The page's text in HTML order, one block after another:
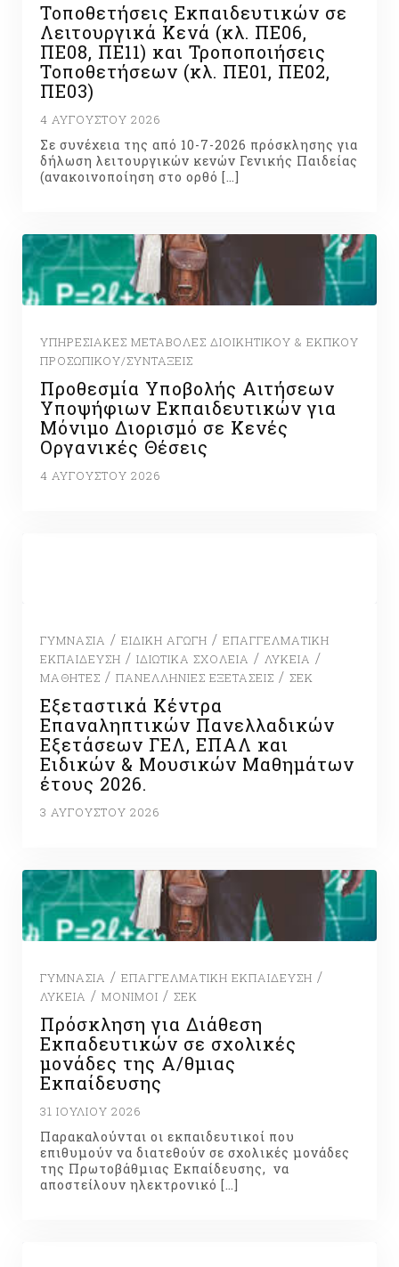
Τοποθετήσεις Εκπαιδευτικών σε
Λειτουργικά Κενά (κλ. ΠΕ06,
ΠΕ08, ΠΕ11) και Τροποποιήσεις
Τοποθετήσεων (κλ. ΠΕ01, ΠΕ02,
ΠΕ03)
4 ΑΥΓΟΎΣΤΟΥ 2026
Σε συνέχεια της από 10-7-2026 πρόσκλησης για
δήλωση λειτουργικών κενών Γενικής Παιδείας
(ανακοινοποίηση στο ορθό […]
ΥΠΗΡΕΣΙΑΚΈΣ ΜΕΤΑΒΟΛΈΣ ΔΙΟΙΚΗΤΙΚΟΎ & ΕΚΠΚΟΎ
ΠΡΟΣΩΠΙΚΟΎ/ΣΥΝΤΆΞΕΙΣ
Προθεσμία Υποβολής Αιτήσεων
Υποψήφιων Εκπαιδευτικών για
Μόνιμο Διορισμό σε Κενές
Οργανικές Θέσεις
4 ΑΥΓΟΎΣΤΟΥ 2026
ΓΥΜΝΆΣΙΑ / ΕΙΔΙΚΉ ΑΓΩΓΉ / ΕΠΑΓΓΕΛΜΑΤΙΚΉ
ΕΚΠΑΊΔΕΥΣΗ / ΙΔΙΩΤΙΚΆ ΣΧΟΛΕΊΑ / ΛΎΚΕΙΑ /
ΜΑΘΗΤΈΣ / ΠΑΝΕΛΛΉΝΙΕΣ ΕΞΕΤΆΣΕΙΣ / ΣΕΚ
Εξεταστικά Κέντρα
Επαναληπτικών Πανελλαδικών
Εξετάσεων ΓΕΛ, ΕΠΑΛ και
Ειδικών & Μουσικών Μαθημάτων
έτους 2026.
3 ΑΥΓΟΎΣΤΟΥ 2026
ΓΥΜΝΆΣΙΑ / ΕΠΑΓΓΕΛΜΑΤΙΚΉ ΕΚΠΑΊΔΕΥΣΗ /
ΛΎΚΕΙΑ / ΜΌΝΙΜΟΙ / ΣΕΚ
Πρόσκληση για Διάθεση
Εκπαδευτικών σε σχολικές
μονάδες της Α/θμιας
Εκπαίδευσης
31 ΙΟΥΛΊΟΥ 2026
Παρακαλούνται οι εκπαιδευτικοί που
επιθυμούν να διατεθούν σε σχολικές μονάδες
της Πρωτοβάθμιας Εκπαίδευσης, να
αποστείλουν ηλεκτρονικό […]